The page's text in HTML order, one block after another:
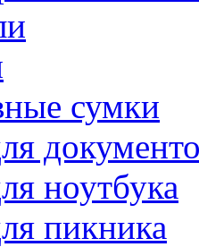
сумки
ноутбука
пикника